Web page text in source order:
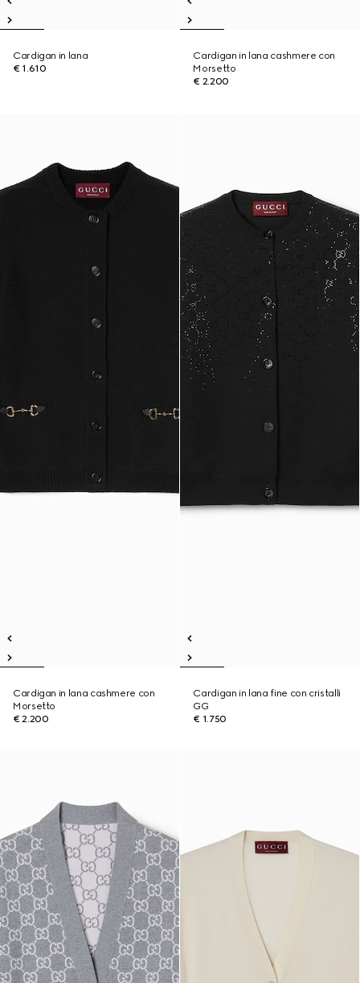
Cardigan in lana
€ 1.610
Cardigan in lana cashmere con
Morsetto
€ 2.200
Cardigan in lana cashmere con
Morsetto
€ 2.200
Cardigan in lana fine con cristalli
GG
€ 1.750